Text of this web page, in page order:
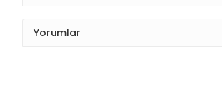
Yorumlar